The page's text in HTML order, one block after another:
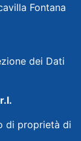
Fontana
dei Dati
di proprietà di